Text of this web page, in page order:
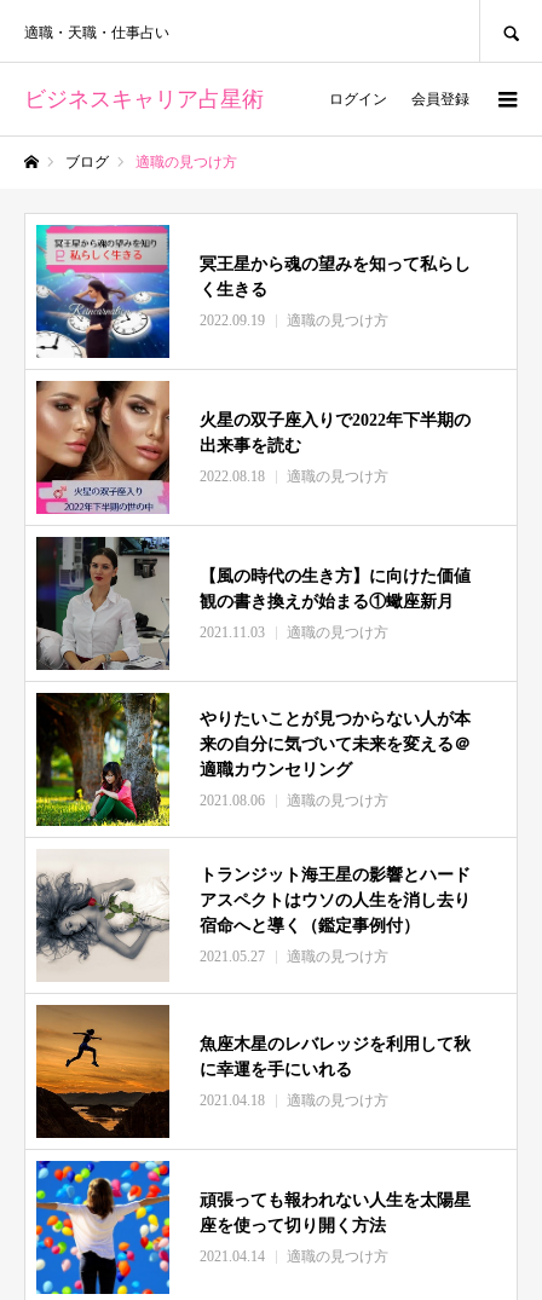
ビジネスキャリア占星術
適職・天職・仕事占い
ログイン 会員登録
ブログ 適職の見つけ方
冥王星から魂の望みを知って私らし
く生きる
2022.09.19 適職の見つけ方
火星の双子座入りで2022年下半期の
出来事を読む
2022.08.18 適職の見つけ方
【風の時代の生き方】に向けた価値
観の書き換えが始まる①蠍座新月
2021.11.03 適職の見つけ方
やりたいことが見つからない人が本
来の自分に気づいて未来を変える＠
適職カウンセリング
2021.08.06 適職の見つけ方
トランジット海王星の影響とハード
アスペクトはウソの人生を消し去り
宿命へと導く（鑑定事例付）
2021.05.27 適職の見つけ方
魚座木星のレバレッジを利用して秋
に幸運を手にいれる
2021.04.18 適職の見つけ方
頑張っても報われない人生を太陽星
座を使って切り開く方法
2021.04.14 適職の見つけ方